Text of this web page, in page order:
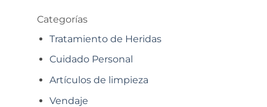
Categorías
Tratamiento de Heridas
Cuidado Personal
Artículos de limpieza
Vendaje